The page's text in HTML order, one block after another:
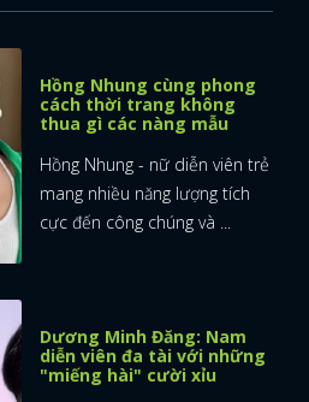
Hồng Nhung cùng phong
cách thời trang không
thua gì các nàng mẫu
Hồng Nhung - nữ diễn viên trẻ
mang nhiều năng lượng tích
cực đến công chúng và ...
Dương Minh Đăng: Nam
diễn viên đa tài với những
"miếng hài" cười xỉu